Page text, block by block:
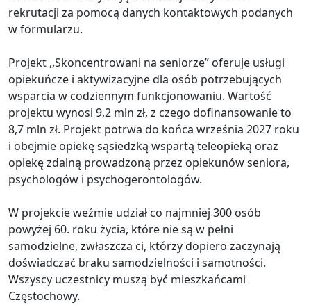
rekrutacji za pomocą danych kontaktowych podanych
w formularzu.
Projekt ,,Skoncentrowani na seniorze” oferuje usługi
opiekuńcze i aktywizacyjne dla osób potrzebujących
wsparcia w codziennym funkcjonowaniu. Wartość
projektu wynosi 9,2 mln zł, z czego dofinansowanie to
8,7 mln zł. Projekt potrwa do końca września 2027 roku
i obejmie opiekę sąsiedzką wspartą teleopieką oraz
opiekę zdalną prowadzoną przez opiekunów seniora,
psychologów i psychogerontologów.
W projekcie weźmie udział co najmniej 300 osób
powyżej 60. roku życia, które nie są w pełni
samodzielne, zwłaszcza ci, którzy dopiero zaczynają
doświadczać braku samodzielności i samotności.
Wszyscy uczestnicy muszą być mieszkańcami
Częstochowy.